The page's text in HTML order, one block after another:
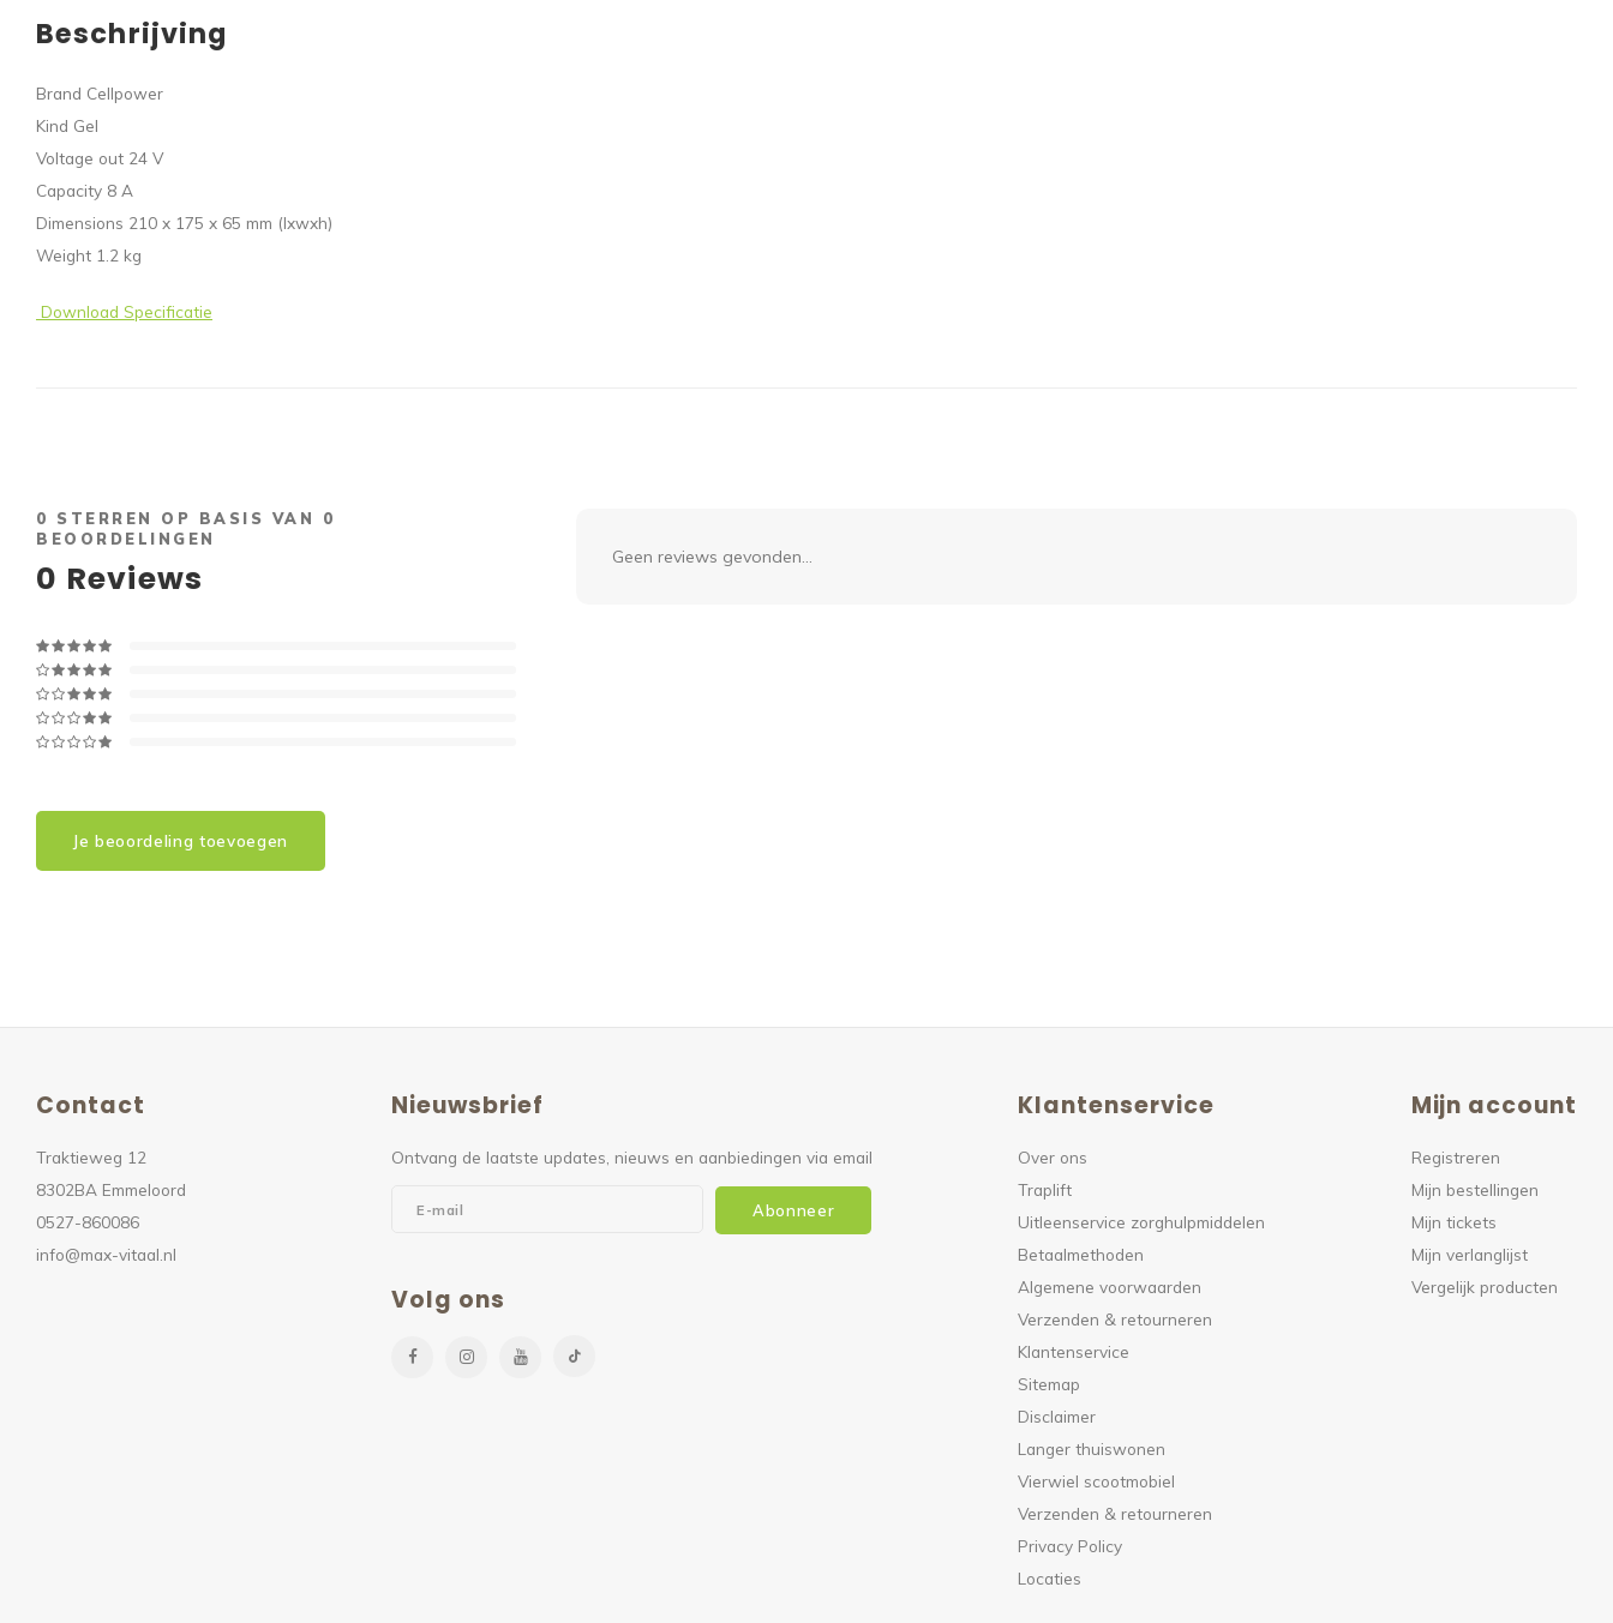
Beschrijving
Brand Cellpower
Kind Gel
Voltage out 24 V
Capacity 8 A
Dimensions 210 x 175 x 65 mm (lxwxh)
Weight 1.2 kg
Download Specificatie
0 STERREN OP BASIS VAN 0
BEOORDELINGEN
0 Reviews
Je beoordeling toevoegen
Geen reviews gevonden...
Contact
Traktieweg 12
8302BA Emmeloord
0527-860086
info@max-vitaal.nl
Nieuwsbrief
Ontvang de laatste updates, nieuws en aanbiedingen via email
Abonneer
Volg ons
Klantenservice
Over ons
Traplift
Uitleenservice zorghulpmiddelen
Betaalmethoden
Algemene voorwaarden
Verzenden & retourneren
Klantenservice
Sitemap
Disclaimer
Langer thuiswonen
Vierwiel scootmobiel
Verzenden & retourneren
Privacy Policy
Locaties
Mijn account
Registreren
Mijn bestellingen
Mijn tickets
Mijn verlanglijst
Vergelijk producten